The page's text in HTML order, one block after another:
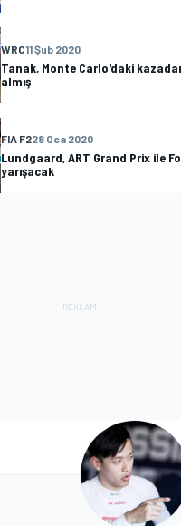
WRC11 Şub 2020
Tanak, Monte Carlo'daki
almış
FIA F228 Oca 2020
Lundgaard, ART Grand Prix ile
yarışacak